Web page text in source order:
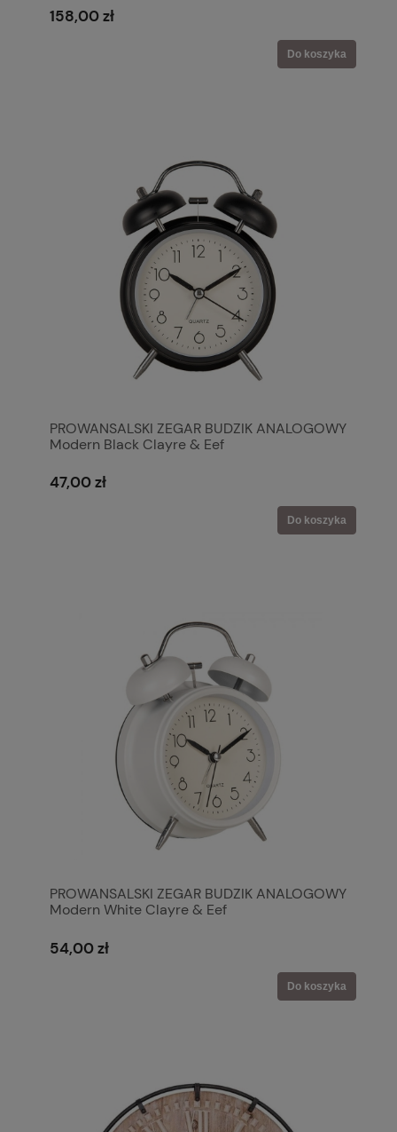
158,00 zł
Do koszyka
PROWANSALSKI ZEGAR BUDZIK ANALOGOWY
Modern Black Clayre & Eef
47,00 zł
Do koszyka
PROWANSALSKI ZEGAR BUDZIK ANALOGOWY
Modern White Clayre & Eef
54,00 zł
Do koszyka